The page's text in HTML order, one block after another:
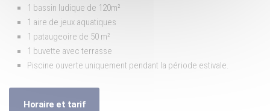
1 bassin ludique de 120m²
1 aire de jeux aquatiques
1 pataugeoire de 50 m²
1 buvette avec terrasse
Piscine ouverte uniquement pendant la période estivale.
Horaire et tarif